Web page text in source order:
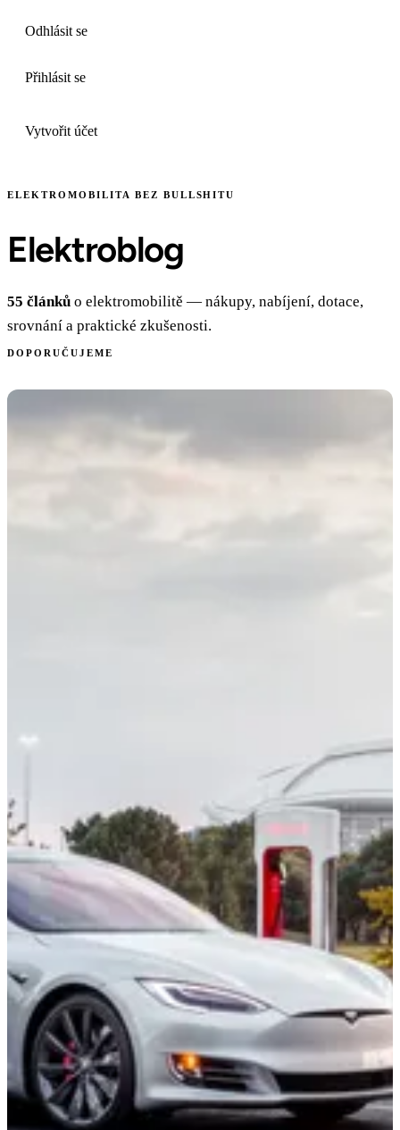
Odhlásit se
Přihlásit se
Vytvořit účet
ELEKTROMOBILITA BEZ BULLSHITU
Elektroblog
55 článků o elektromobilitě — nákupy, nabíjení, dotace,
srovnání a praktické zkušenosti.
DOPORUČUJEME